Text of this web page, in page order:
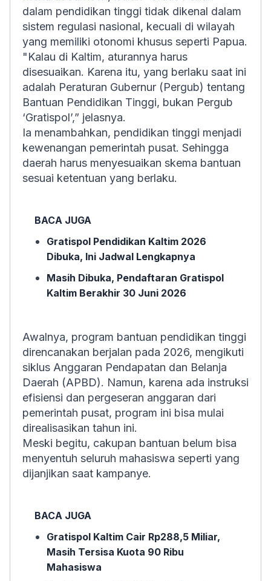
dalam pendidikan tinggi tidak dikenal dalam
sistem regulasi nasional, kecuali di wilayah
yang memiliki otonomi khusus seperti Papua.
"Kalau di Kaltim, aturannya harus
disesuaikan. Karena itu, yang berlaku saat ini
adalah Peraturan Gubernur (Pergub) tentang
Bantuan Pendidikan Tinggi, bukan Pergub
‘Gratispol’,” jelasnya.
Ia menambahkan, pendidikan tinggi menjadi
kewenangan pemerintah pusat. Sehingga
daerah harus menyesuaikan skema bantuan
sesuai ketentuan yang berlaku.
BACA JUGA
Gratispol Pendidikan Kaltim 2026
Dibuka, Ini Jadwal Lengkapnya
Masih Dibuka, Pendaftaran Gratispol
Kaltim Berakhir 30 Juni 2026
Awalnya, program bantuan pendidikan tinggi
direncanakan berjalan pada 2026, mengikuti
siklus Anggaran Pendapatan dan Belanja
Daerah (APBD). Namun, karena ada instruksi
efisiensi dan pergeseran anggaran dari
pemerintah pusat, program ini bisa mulai
direalisasikan tahun ini.
Meski begitu, cakupan bantuan belum bisa
menyentuh seluruh mahasiswa seperti yang
dijanjikan saat kampanye.
BACA JUGA
Gratispol Kaltim Cair Rp288,5 Miliar,
Masih Tersisa Kuota 90 Ribu
Mahasiswa